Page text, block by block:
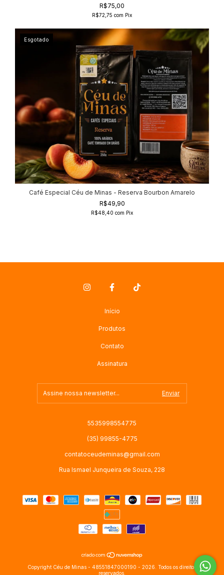
R$75,00
R$72,75 com Pix
Esgotado
Café Especial Céu de Minas - Reserva Bourbon Amarelo
R$49,90
R$48,40 com Pix
Início
Produtos
Contato
Assinatura
5535998554775
(35) 99855-4775
contatoceudeminas@gmail.com
Rua Ismael Junqueira de Souza, 228
Copyright Céu de Minas - 48551847000190 - 2026. Todos os direitos
reservados.